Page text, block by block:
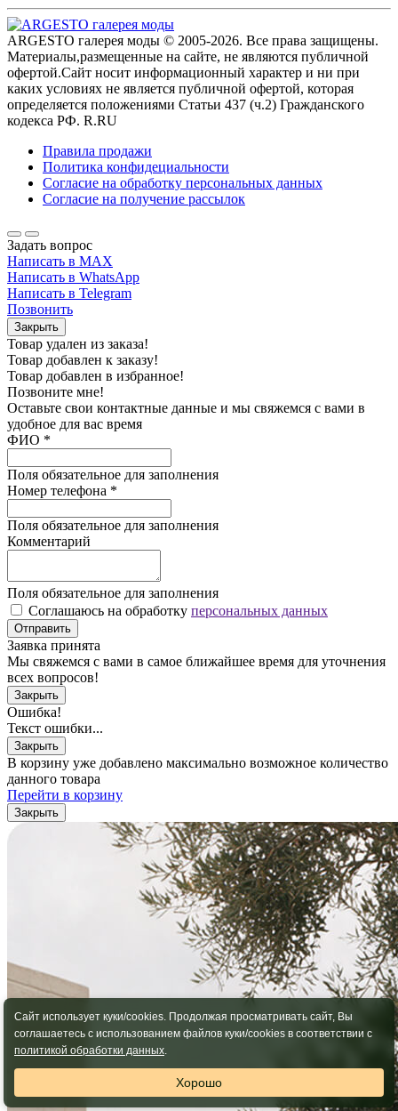
ARGESTO галерея моды © 2005-2026. Все права защищены.
Материалы,размещенные на сайте, не являются публичной
офертой.Сайт носит информационный характер и ни при
каких условиях не является публичной офертой, которая
определяется положениями Статьи 437 (ч.2) Гражданского
кодекса РФ. R.RU
Правила продажи
Политика конфидециальности
Согласие на обработку персональных данных
Согласие на получение рассылок
Задать вопрос
Написать в MAX
Написать в WhatsApp
Написать в Telegram
Позвонить
Закрыть
Товар удален из заказа!
Товар добавлен к заказу!
Товар добавлен в избранное!
Позвоните мне!
Оставьте свои контактные данные и мы свяжемся с вами в
удобное для вас время
ФИО *
Поля обязательное для заполнения
Номер телефона *
Поля обязательное для заполнения
Комментарий
Поля обязательное для заполнения
Соглашаюсь на обработку персональных данных
Отправить
Заявка принята
Мы свяжемся с вами в самое ближайшее время для уточнения
всех вопросов!
Закрыть
Ошибка!
Текст ошибки...
Закрыть
В корзину уже добавлено максимально возможное количество
данного товара
Перейти в корзину
Закрыть
Сайт использует куки/cookies. Продолжая просматривать сайт, Вы
соглашаетесь с использованием файлов куки/cookies в соответствии с
политикой обработки данных.
Хорошо